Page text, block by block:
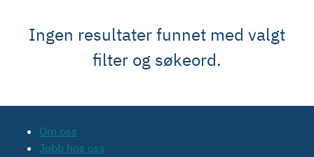
Ingen resultater funnet med valgt
filter og søkeord.
Om oss
Jobb hos oss